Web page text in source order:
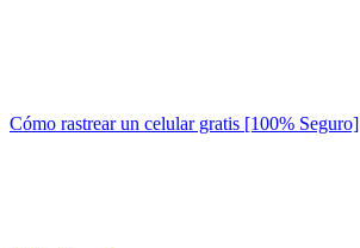
Cómo rastrear un celular gratis [100% Seguro]